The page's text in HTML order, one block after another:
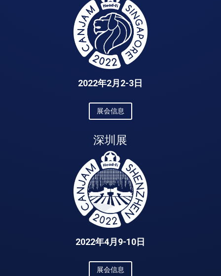
2022年2月2-3日
展会信息
深圳展
2022年4月9-10日
展会信息